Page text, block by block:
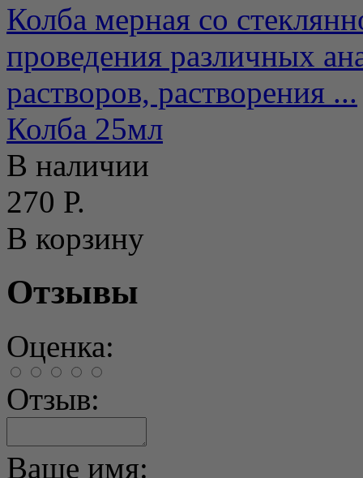
Колба мерная со
проведения различных
растворов, растворения ...
Колба 25мл
В наличии
270 Р.
В корзину
Отзывы
Оценка:
Отзыв:
Ваше имя: